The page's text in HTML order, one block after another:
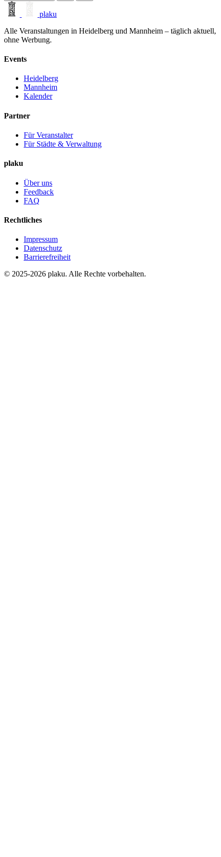
plaku
Alle Veranstaltungen in Heidelberg und Mannheim – täglich aktuell,
ohne Werbung.
Events
Heidelberg
Mannheim
Kalender
Partner
Für Veranstalter
Für Städte & Verwaltung
plaku
Über uns
Feedback
FAQ
Rechtliches
Impressum
Datenschutz
Barrierefreiheit
© 2025-2026 plaku. Alle Rechte vorbehalten.